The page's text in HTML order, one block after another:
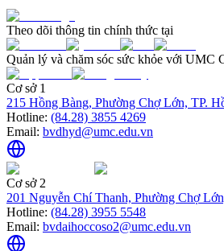
Theo dõi thông tin chính thức tại
Quản lý và chăm sóc sức khỏe với UMC
Cơ sở 1
215 Hồng Bàng, Phường Chợ Lớn, TP.
Hotline: (84.28) 3855 4269
Email: bvdhyd@umc.edu.vn
Cơ sở 2
201 Nguyễn Chí Thanh, Phường Chợ
Hotline: (84.28) 3955 5548
Email: bvdaihoccoso2@umc.edu.vn